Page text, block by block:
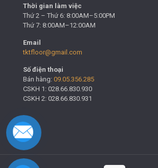
Thời gian làm việc
Thứ 2 – Thứ 6: 8:00AM–5:00PM
Thứ 7: 8:00AM–12:00AM
Email
tktfloor@gmail.com
Số điện thoại
Bán hàng: 09.05.356.285
CSKH 1: 028.66.830.930
CSKH 2: 028.66.830.931